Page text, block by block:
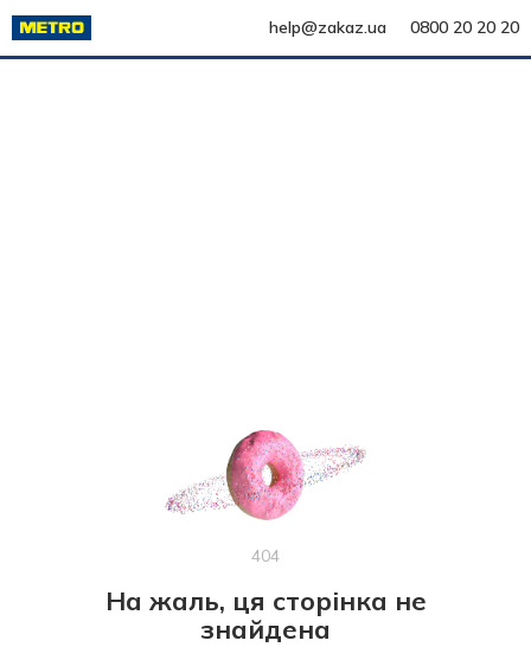
help@zakaz.ua 0800 20 20 20
404
На жаль, ця сторінка не
знайдена